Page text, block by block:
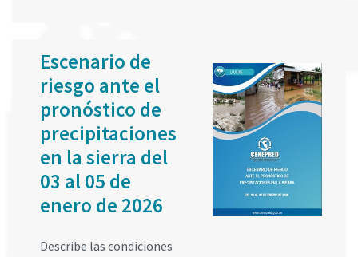
Escenario de
riesgo ante el
pronóstico de
precipitaciones
en la sierra del
03 al 05 de
enero de 2026
Describe las condiciones